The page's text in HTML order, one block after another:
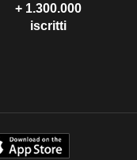
+ 1.300.000
iscritti